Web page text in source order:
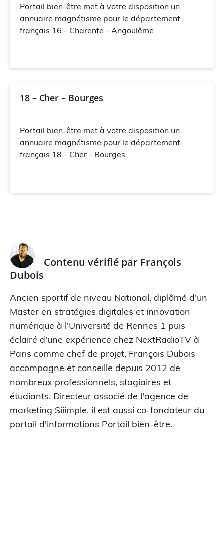
Portail bien-être met à votre disposition un
annuaire magnétisme pour le département
français 16 - Charente - Angoulême.
18 – Cher – Bourges
Portail bien-être met à votre disposition un
annuaire magnétisme pour le département
français 18 - Cher - Bourges.
Contenu vérifié par François
Dubois
Ancien sportif de niveau National, diplômé d'un
Master en stratégies digitales et innovation
numérique à l'Université de Rennes 1 puis
éclairé d'une expérience chez NextRadioTV à
Paris comme chef de projet, François Dubois
accompagne et conseille depuis 2012 de
nombreux professionnels, stagiaires et
étudiants. Directeur associé de l'agence de
marketing Siiimple, il est aussi co-fondateur du
portail d'informations Portail bien-être.